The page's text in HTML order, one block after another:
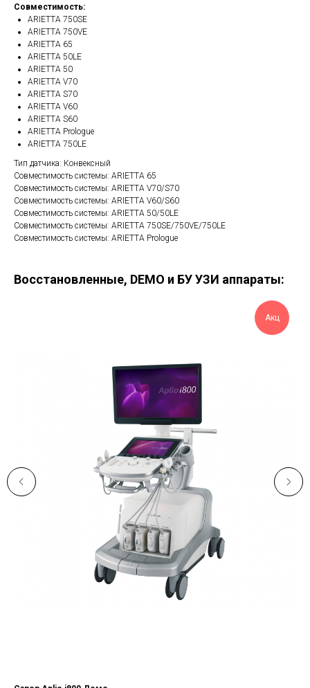
Совместимость:
ARIETTA 750SE
ARIETTA 750VE
ARIETTA 65
ARIETTA 50LE
ARIETTA 50
ARIETTA V70
ARIETTA S70
ARIETTA V60
ARIETTA S60
ARIETTA Prologue
ARIETTA 750LE
Тип датчика: Конвексный
Совместимость системы: ARIETTA 65
Совместимость системы: ARIETTA V70/S70
Совместимость системы: ARIETTA V60/S60
Совместимость системы: ARIETTA 50/50LE
Совместимость системы: ARIETTA 750SE/750VE/750LE
Совместимость системы: ARIETTA Prologue
Восстановленные, DEMO и БУ УЗИ аппараты:
Акц